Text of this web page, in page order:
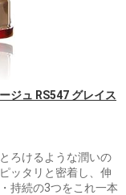
ジュ RS547 グレイス
ろけるような潤いの
ッタリと密着し、伸
持続の3つをこれ一本